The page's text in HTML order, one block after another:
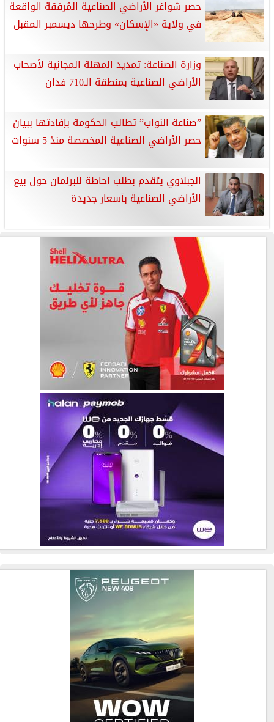
حصر شواغر الأراضي الصناعية المُرفقة الواقعة
في ولاية «الإسكان» وطرحها ديسمبر المقبل
وزارة الصناعة: تمديد المهلة المجانية لأصحاب
الأراضي الصناعية بمنطقة الـ710 فدان
”صناعة النواب” تطالب الحكومة بإفادتها ببيان
حصر الأراضي الصناعية المخصصة منذ 5 سنوات
الجبلاوي يتقدم بطلب احاطة للبرلمان حول بيع
الأراضي الصناعية بأسعار جديدة